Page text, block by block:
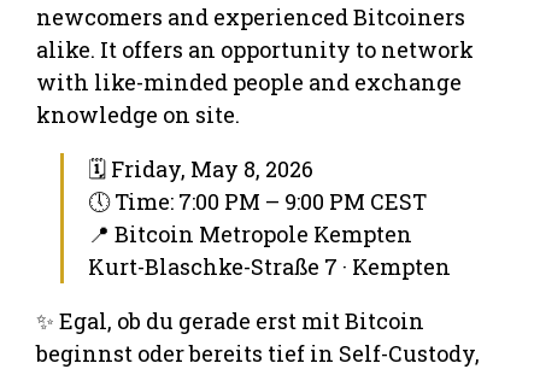
newcomers and experienced Bitcoiners
alike. It offers an opportunity to network
with like-minded people and exchange
knowledge on site.
🗓 Friday, May 8, 2026
🕔 Time: 7:00 PM – 9:00 PM CEST
📍 Bitcoin Metropole Kempten
Kurt-Blaschke-Straße 7 · Kempten
✨ Egal, ob du gerade erst mit Bitcoin
beginnst oder bereits tief in Self-Custody,